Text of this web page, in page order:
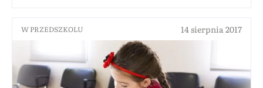
W PRZEDSZKOLU 14 sierpnia 2017